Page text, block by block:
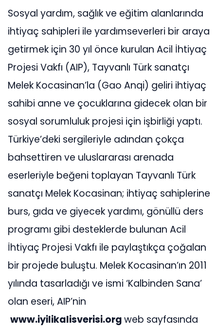
Sosyal yardım, sağlık ve eğitim alanlarında
ihtiyaç sahipleri ile yardımseverleri bir araya
getirmek için 30 yıl önce kurulan Acil İhtiyaç
Projesi Vakfı (AIP), Tayvanlı Türk sanatçı
Melek Kocasinan’la (Gao Anqi) geliri ihtiyaç
sahibi anne ve çocuklarına gidecek olan bir
sosyal sorumluluk projesi için işbirliği yaptı.
Türkiye’deki sergileriyle adından çokça
bahsettiren ve uluslararası arenada
eserleriyle beğeni toplayan Tayvanlı Türk
sanatçı Melek Kocasinan; ihtiyaç sahiplerine
burs, gıda ve giyecek yardımı, gönüllü ders
programı gibi desteklerde bulunan Acil
İhtiyaç Projesi Vakfı ile paylaştıkça çoğalan
bir projede buluştu. Melek Kocasinan’ın 2011
yılında tasarladığı ve ismi ‘Kalbinden Sana’
olan eseri, AIP’nin
www.iyilikalisverisi.orgweb sayfasında